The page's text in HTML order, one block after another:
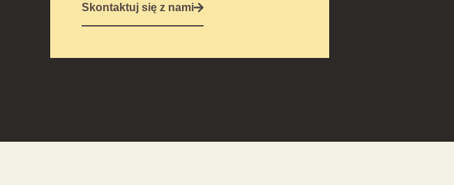
Skontaktuj się z nami